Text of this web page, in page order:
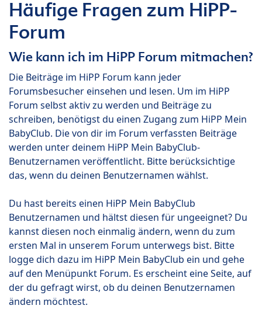
Häufige Fragen zum HiPP-
Forum
Wie kann ich im HiPP Forum mitmachen?
Die Beiträge im HiPP Forum kann jeder
Forumsbesucher einsehen und lesen. Um im HiPP
Forum selbst aktiv zu werden und Beiträge zu
schreiben, benötigst du einen Zugang zum HiPP Mein
BabyClub. Die von dir im Forum verfassten Beiträge
werden unter deinem HiPP Mein BabyClub-
Benutzernamen veröffentlicht. Bitte berücksichtige
das, wenn du deinen Benutzernamen wählst.
Du hast bereits einen HiPP Mein BabyClub
Benutzernamen und hältst diesen für ungeeignet? Du
kannst diesen noch einmalig ändern, wenn du zum
ersten Mal in unserem Forum unterwegs bist. Bitte
logge dich dazu im HiPP Mein BabyClub ein und gehe
auf den Menüpunkt Forum. Es erscheint eine Seite, auf
der du gefragt wirst, ob du deinen Benutzernamen
ändern möchtest.